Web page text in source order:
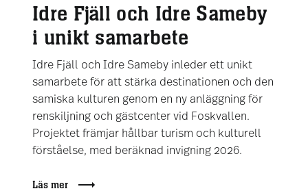
Idre Fjäll och Idre Sameby
i unikt samarbete
Idre Fjäll och Idre Sameby inleder ett unikt
samarbete för att stärka destinationen och den
samiska kulturen genom en ny anläggning för
renskiljning och gästcenter vid Foskvallen.
Projektet främjar hållbar turism och kulturell
förståelse, med beräknad invigning 2026.
Läs mer